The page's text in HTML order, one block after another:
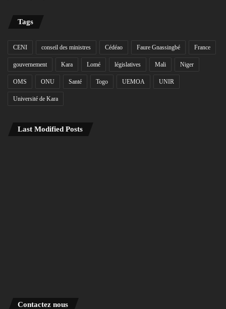
Tags
CENI conseil des ministres Cédéao Faure Gnassingbé France
gouvernement Kara Lomé législatives Mali Niger
OMS ONU Santé Togo UEMOA UNIR
Université de Kara
Last Modified Posts
Contactez nous